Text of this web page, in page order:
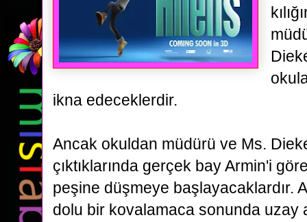
ikna edeceklerdir.
Ancak okuldan müdürü ve Ms.
çıktıklarında gerçek bay Armin'i
peşine düşmeye başlayacaklardır.
dolu bir kovalamaca sonunda uzay